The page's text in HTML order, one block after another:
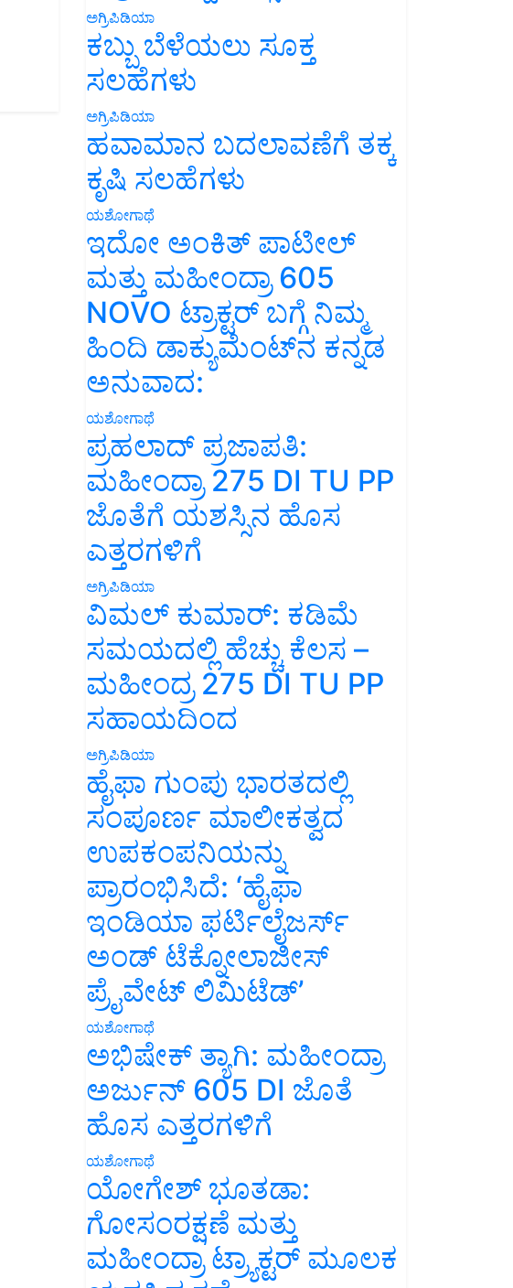
ಅಗ್ರಿಪಿಡಿಯಾ
ಕಬ್ಬು ಬೆಳೆಯಲು ಸೂಕ್ತ
ಸಲಹೆಗಳು
ಅಗ್ರಿಪಿಡಿಯಾ
ಹವಾಮಾನ ಬದಲಾವಣೆಗೆ ತಕ್ಕ
ಕೃಷಿ ಸಲಹೆಗಳು
ಯಶೋಗಾಥೆ
ಇದೋ ಅಂಕಿತ್ ಪಾಟೀಲ್
ಮತ್ತು ಮಹೀಂದ್ರಾ 605
NOVO ಟ್ರಾಕ್ಟರ್ ಬಗ್ಗೆ ನಿಮ್ಮ
ಹಿಂದಿ ಡಾಕ್ಯುಮೆಂಟ್‌ನ ಕನ್ನಡ
ಅನುವಾದ:
ಯಶೋಗಾಥೆ
ಪ್ರಹಲಾದ್ ಪ್ರಜಾಪತಿ:
ಮಹೀಂದ್ರಾ 275 DI TU PP
ಜೊತೆಗೆ ಯಶಸ್ಸಿನ ಹೊಸ
ಎತ್ತರಗಳಿಗೆ
ಅಗ್ರಿಪಿಡಿಯಾ
ವಿಮಲ್ ಕುಮಾರ್: ಕಡಿಮೆ
ಸಮಯದಲ್ಲಿ ಹೆಚ್ಚು ಕೆಲಸ –
ಮಹೀಂದ್ರ 275 DI TU PP
ಸಹಾಯದಿಂದ
ಅಗ್ರಿಪಿಡಿಯಾ
ಹೈಫಾ ಗುಂಪು ಭಾರತದಲ್ಲಿ
ಸಂಪೂರ್ಣ ಮಾಲೀಕತ್ವದ
ಉಪಕಂಪನಿಯನ್ನು
ಪ್ರಾರಂಭಿಸಿದೆ: ‘ಹೈಫಾ
ಇಂಡಿಯಾ ಫರ್ಟಿಲೈಜರ್ಸ್
ಅಂಡ್ ಟೆಕ್ನೋಲಾಜೀಸ್
ಪ್ರೈವೇಟ್ ಲಿಮಿಟೆಡ್’
ಯಶೋಗಾಥೆ
ಅಭಿಷೇಕ್ ತ್ಯಾಗಿ: ಮಹೀಂದ್ರಾ
ಅರ್ಜುನ್ 605 DI ಜೊತೆ
ಹೊಸ ಎತ್ತರಗಳಿಗೆ
ಯಶೋಗಾಥೆ
ಯೋಗೇಶ್ ಭೂತಡಾ:
ಗೋಸಂರಕ್ಷಣೆ ಮತ್ತು
ಮಹೀಂದ್ರಾ ಟ್ರ್ಯಾಕ್ಟರ್ ಮೂಲಕ